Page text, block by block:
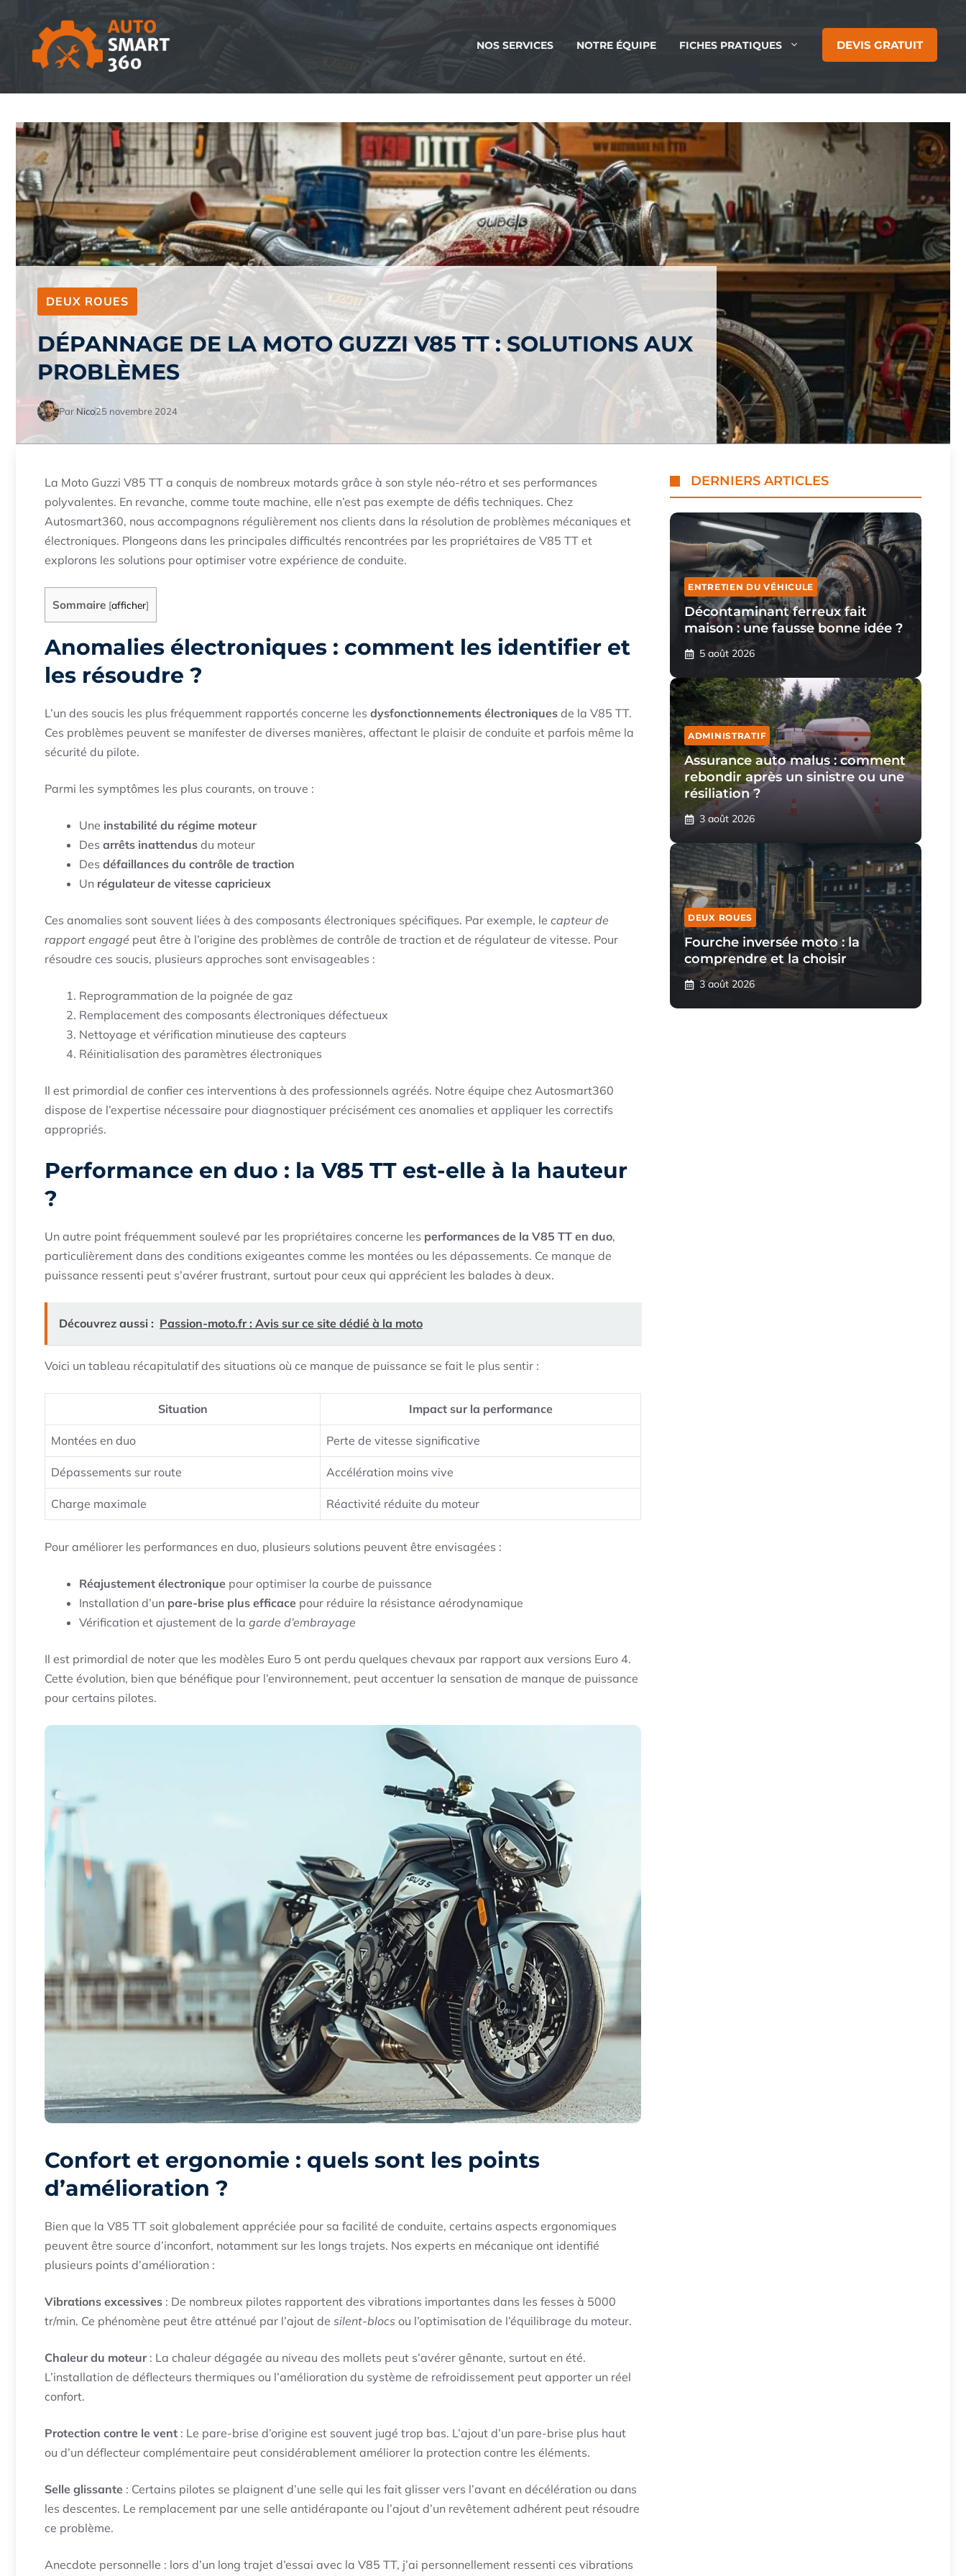
contenu
NOS SERVICES NOTRE ÉQUIPE FICHES PRATIQUES DEVIS GRATUIT
DEUX ROUES
DÉPANNAGE DE LA MOTO GUZZI V85 TT : SOLUTIONS AUX
PROBLÈMES
Par Nico25 novembre 2024
La Moto Guzzi V85 TT a conquis de nombreux motards grâce à son style néo-rétro et ses performances
polyvalentes. En revanche, comme toute machine, elle n’est pas exempte de défis techniques. Chez
Autosmart360, nous accompagnons régulièrement nos clients dans la résolution de problèmes mécaniques et
électroniques. Plongeons dans les principales difficultés rencontrées par les propriétaires de V85 TT et
explorons les solutions pour optimiser votre expérience de conduite.
Sommaire [afficher]
Anomalies électroniques : comment les identifier et
les résoudre ?
L’un des soucis les plus fréquemment rapportés concerne les dysfonctionnements électroniques de la V85 TT.
Ces problèmes peuvent se manifester de diverses manières, affectant le plaisir de conduite et parfois même la
sécurité du pilote.
Parmi les symptômes les plus courants, on trouve :
Une instabilité du régime moteur
Des arrêts inattendus du moteur
Des défaillances du contrôle de traction
Un régulateur de vitesse capricieux
Ces anomalies sont souvent liées à des composants électroniques spécifiques. Par exemple, le capteur de
rapport engagé peut être à l’origine des problèmes de contrôle de traction et de régulateur de vitesse. Pour
résoudre ces soucis, plusieurs approches sont envisageables :
Reprogrammation de la poignée de gaz
Remplacement des composants électroniques défectueux
Nettoyage et vérification minutieuse des capteurs
Réinitialisation des paramètres électroniques
Il est primordial de confier ces interventions à des professionnels agréés. Notre équipe chez Autosmart360
dispose de l’expertise nécessaire pour diagnostiquer précisément ces anomalies et appliquer les correctifs
appropriés.
Performance en duo : la V85 TT est-elle à la hauteur
?
Un autre point fréquemment soulevé par les propriétaires concerne les performances de la V85 TT en duo,
particulièrement dans des conditions exigeantes comme les montées ou les dépassements. Ce manque de
puissance ressenti peut s’avérer frustrant, surtout pour ceux qui apprécient les balades à deux.
Découvrez aussi : Passion-moto.fr : Avis sur ce site dédié à la moto
Voici un tableau récapitulatif des situations où ce manque de puissance se fait le plus sentir :
Situation Impact sur la performance
Montées en duo Perte de vitesse significative
Dépassements sur route Accélération moins vive
Charge maximale Réactivité réduite du moteur
Pour améliorer les performances en duo, plusieurs solutions peuvent être envisagées :
Réajustement électronique pour optimiser la courbe de puissance
Installation d’un pare-brise plus efficace pour réduire la résistance aérodynamique
Vérification et ajustement de la garde d’embrayage
Il est primordial de noter que les modèles Euro 5 ont perdu quelques chevaux par rapport aux versions Euro 4.
Cette évolution, bien que bénéfique pour l’environnement, peut accentuer la sensation de manque de puissance
pour certains pilotes.
Confort et ergonomie : quels sont les points
d’amélioration ?
Bien que la V85 TT soit globalement appréciée pour sa facilité de conduite, certains aspects ergonomiques
peuvent être source d’inconfort, notamment sur les longs trajets. Nos experts en mécanique ont identifié
plusieurs points d’amélioration :
Vibrations excessives : De nombreux pilotes rapportent des vibrations importantes dans les fesses à 5000
tr/min. Ce phénomène peut être atténué par l’ajout de silent-blocs ou l’optimisation de l’équilibrage du moteur.
Chaleur du moteur: La chaleur dégagée au niveau des mollets peut s’avérer gênante, surtout en été.
L’installation de déflecteurs thermiques ou l’amélioration du système de refroidissement peut apporter un réel
confort.
Protection contre le vent : Le pare-brise d’origine est souvent jugé trop bas. L’ajout d’un pare-brise plus haut
ou d’un déflecteur complémentaire peut considérablement améliorer la protection contre les éléments.
Selle glissante : Certains pilotes se plaignent d’une selle qui les fait glisser vers l’avant en décélération ou dans
les descentes. Le remplacement par une selle antidérapante ou l’ajout d’un revêtement adhérent peut résoudre
ce problème.
Anecdote personnelle : lors d’un long trajet d’essai avec la V85 TT, j’ai personnellement ressenti ces vibrations
DERNIERS ARTICLES
ENTRETIEN DU VÉHICULE
Décontaminant ferreux fait
maison : une fausse bonne idée ?
5 août 2026
ADMINISTRATIF
Assurance auto malus : comment
rebondir après un sinistre ou une
résiliation ?
3 août 2026
DEUX ROUES
Fourche inversée moto : la
comprendre et la choisir
3 août 2026